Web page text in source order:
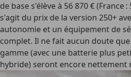
de base s'élève à 56 870 € (France
s'agit du prix de la version 250+
autonomie et un équipement de
complet. Il ne fait aucun doute
gamme (avec une batterie plus
hybride) seront encore nettement